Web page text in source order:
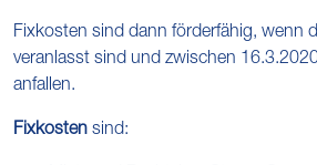
Fixkosten sind dann förderfähig, wenn
veranlasst sind und zwischen
anfallen.
Fixkosten sind: